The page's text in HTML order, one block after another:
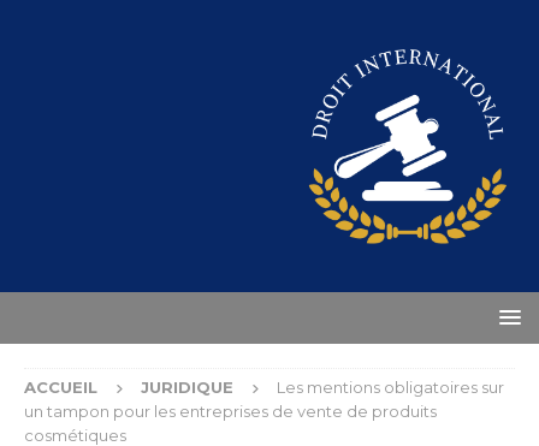
ACCUEIL JURIDIQUE
Les mentions obligatoires sur
un tampon pour les entreprises de vente de produits
cosmétiques